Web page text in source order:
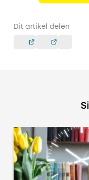
Dit artikel delen